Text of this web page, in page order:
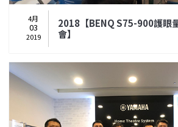
4月
03
2019
2018【BENQ S75-900護眼
會】